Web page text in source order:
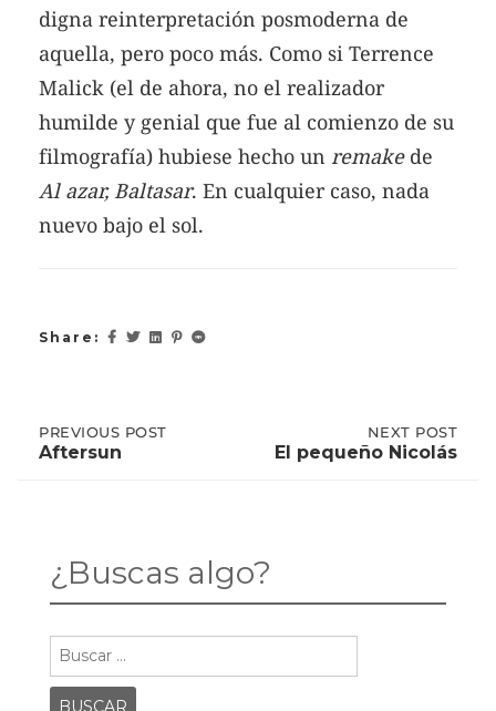
digna reinterpretación posmoderna de
aquella, pero poco más. Como si Terrence
Malick (el de ahora, no el realizador
humilde y genial que fue al comienzo de su
filmografía) hubiese hecho un remakede
Al azar, Baltasar. En cualquier caso, nada
nuevo bajo el sol.
Share:
Post
PREVIOUS
POST:
PREVIOUS POST
Aftersun
POST:
NEXT POST
El pequeño Nicolás
¿Buscas algo?